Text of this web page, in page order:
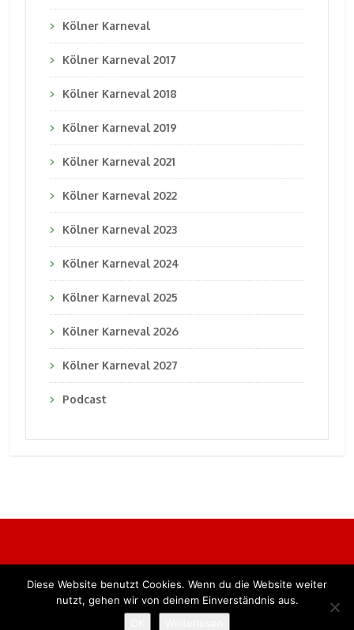
Kölner Karneval
Kölner Karneval 2017
Kölner Karneval 2018
Kölner Karneval 2019
Kölner Karneval 2021
Kölner Karneval 2022
Kölner Karneval 2023
Kölner Karneval 2024
Kölner Karneval 2025
Kölner Karneval 2026
Kölner Karneval 2027
Podcast
Alle Rechte vorbehalten. BKB Verlag GmbH
Diese Website benutzt Cookies. Wenn du die Website weiter
nutzt, gehen wir von deinem Einverständnis aus.